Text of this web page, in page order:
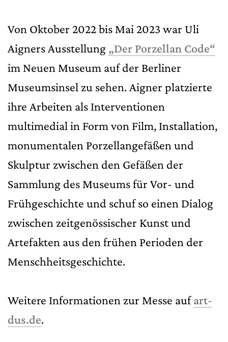
Von Oktober 2022 bis Mai 2023 war Uli
Aigners Ausstellung „Der Porzellan Code“
im Neuen Museum auf der Berliner
Museumsinsel zu sehen. Aigner platzierte
ihre Arbeiten als Interventionen
multimedial in Form von Film, Installation,
monumentalen Porzellangefäßen und
Skulptur zwischen den Gefäßen der
Sammlung des Museums für Vor- und
Frühgeschichte und schuf so einen Dialog
zwischen zeitgenössischer Kunst und
Artefakten aus den frühen Perioden der
Menschheitsgeschichte.
Weitere Informationen zur Messe aufart-
dus.de.